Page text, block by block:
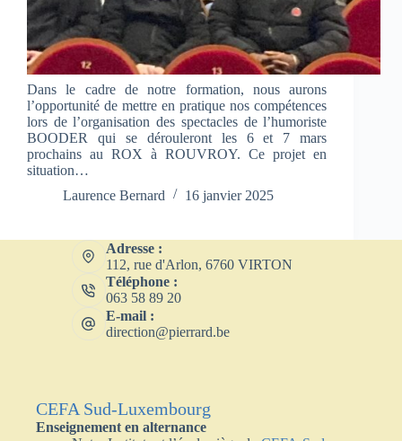
Dans le cadre de notre formation, nous aurons
l’opportunité de mettre en pratique nos compétences
lors de l’organisation des spectacles de l’humoriste
BOODER qui se dérouleront les 6 et 7 mars
prochains au ROX à ROUVROY. Ce projet en
situation…
Laurence Bernard
16 janvier 2025
Adresse :
112, rue d'Arlon, 6760 VIRTON
Téléphone :
063 58 89 20
E-mail :
direction@pierrard.be
CEFA Sud-Luxembourg
Enseignement en alternance